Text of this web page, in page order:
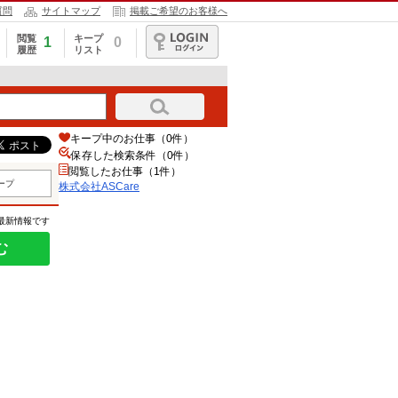
問 サイトマップ 掲載ご希望のお客様へ
閲覧
履歴
1
キープ
リスト
0
ログイン
プ
新情報です
キープ中のお仕事（0件）
保存した検索条件（0件）
閲覧したお仕事（1件）
株式会社ASCare